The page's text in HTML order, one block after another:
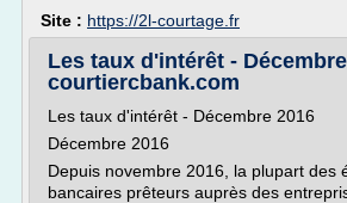
Site : https://2l-courtage.fr
Les taux d'intérêt -
courtiercbank.com
Les taux d'intérêt - Décembre 2016
Décembre 2016
Depuis novembre 2016, la plupart des
bancaires prêteurs auprès des